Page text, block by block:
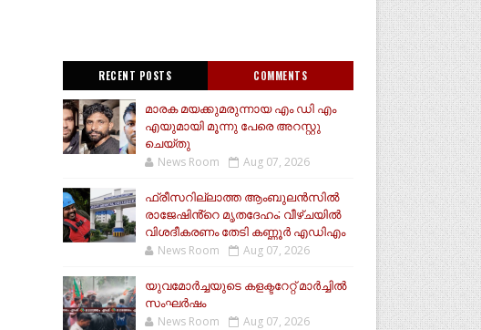
RECENT POSTS COMMENTS
മാരക മയക്കുമരുന്നായ എം ഡി എം
എയുമായി മൂന്നു പേരെ അറസ്റ്റു
ചെയ്തു
News Room Aug 07, 2026
ഫ്രീസറില്ലാത്ത ആംബുലൻസിൽ
രാജേഷിൻ്റെ മൃതദേഹം; വീഴ്ചയിൽ
വിശദീകരണം തേടി കണ്ണൂർ എഡിഎം
News Room Aug 07, 2026
യുവമോര്‍ച്ചയുടെ കളക്ടറേറ്റ് മാര്‍ച്ചില്‍
സംഘര്‍ഷം
News Room Aug 07, 2026